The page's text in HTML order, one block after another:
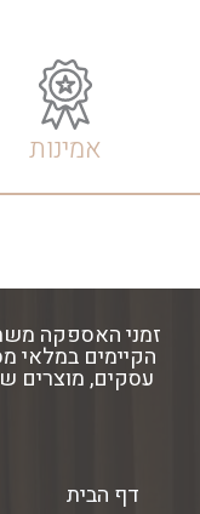
אמינות
זמני האספקה
דף הבית